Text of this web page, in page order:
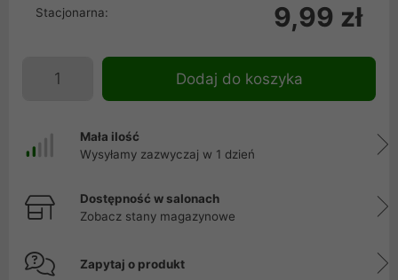
Stacjonarna: 9,99 zł
Dodaj do koszyka
Mała ilość
Wysyłamy zazwyczaj w 1 dzień
Dostępność w salonach
Zobacz stany magazynowe
Zapytaj o produkt